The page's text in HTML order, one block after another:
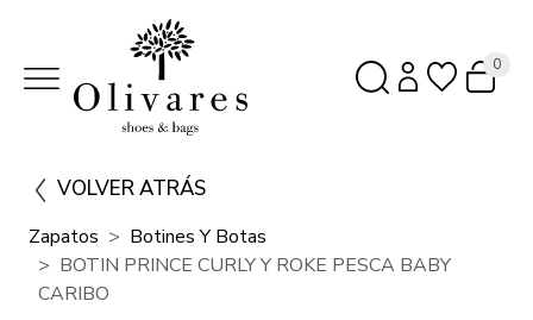
0
VOLVER ATRÁS
Zapatos
Botines Y Botas
BOTIN PRINCE CURLY Y ROKE PESCA BABY
CARIBO